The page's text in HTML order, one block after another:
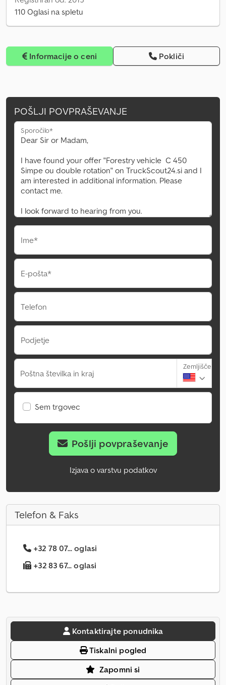
110 Oglasi na spletu
Informacije o ceni Pokliči
POŠLJI POVPRAŠEVANJE
Sporočilo*
Ime*
E-pošta*
Telefon
Podjetje
Poštna številka in kraj
Zemljišče
Sem trgovec
Pošlji povpraševanje
Izjava o varstvu podatkov
Telefon & Faks
+32 78 07... oglasi
+32 83 67... oglasi
Kontaktirajte ponudnika
Tiskalni pogled
Zapomni si